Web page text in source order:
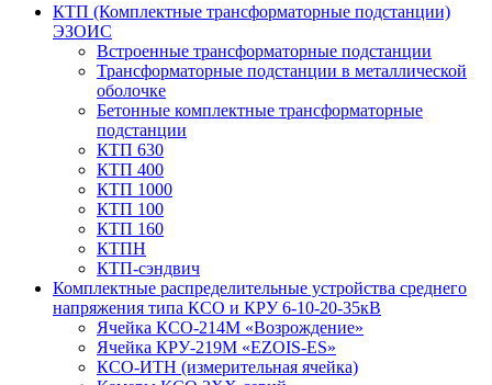
КТП (Комплектные трансформаторные подстанции)
ЭЗОИС
Встроенные трансформаторные подстанции
Трансформаторные подстанции в металлической
оболочке
Бетонные комплектные трансформаторные
подстанции
КТП 630
КТП 400
КТП 1000
КТП 100
КТП 160
КТПН
КТП-сэндвич
Комплектные распределительные устройства среднего
напряжения типа КСО и КРУ 6-10-20-35кВ
Ячейка КСО-214М «Возрождение»
Ячейка КРУ-219М «EZOIS-ES»
КСО-ИТН (измерительная ячейка)